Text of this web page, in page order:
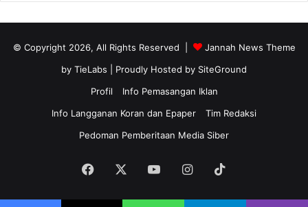
© Copyright 2026, All Rights Reserved |
Jannah News Theme
by TieLabs | Proudly Hosted by SiteGround
Profil
Info Pemasangan Iklan
Info Langganan Koran dan Epaper
Tim Redaksi
Pedoman Pemberitaan Media Siber
Facebook YouTubeInstagram